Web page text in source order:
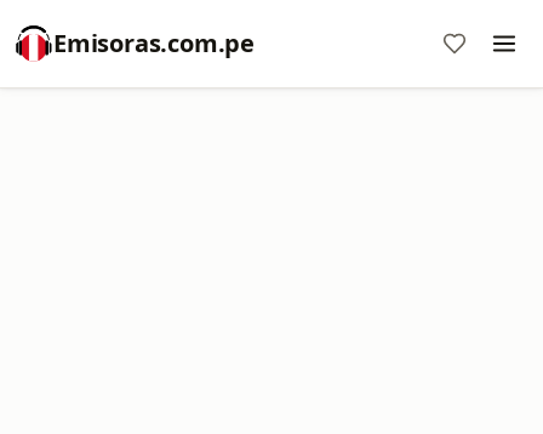
Emisoras.com.pe